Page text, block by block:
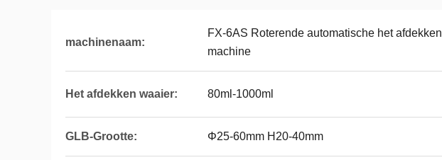
machinenaam:
FX-6AS Roterende automatische het afdekken
machine
Het afdekken waaier: 80ml-1000ml
GLB-Grootte: Φ25-60mm H20-40mm